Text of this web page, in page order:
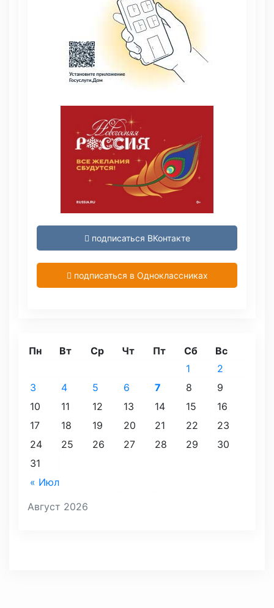
подписаться ВКонтакте
подписаться в Одноклассниках
Август 2026
Пн Вт Ср Чт Пт Сб Вс
« Июл
1
2
3
4 5 6 7 8
9
10
11 12 13 14 15
16
17
18 19 20 21 22
23
24
25 26 27 28 29
30
31